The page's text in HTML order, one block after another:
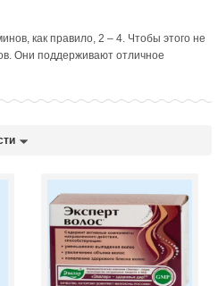
как правило, 2 – 4. Чтобы этого не
Они поддерживают отличное